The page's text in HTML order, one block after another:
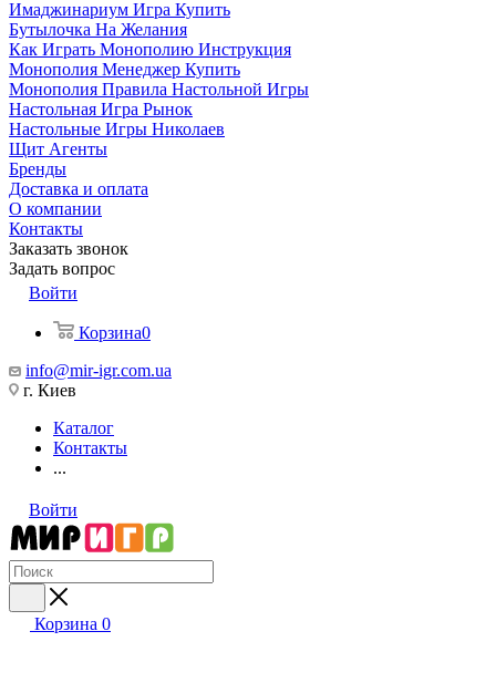
Имаджинариум Игра Купить
Бутылочка На Желания
Как Играть Монополию Инструкция
Монополия Менеджер Купить
Монополия Правила Настольной Игры
Настольная Игра Рынок
Настольные Игры Николаев
Щит Агенты
Бренды
Доставка и оплата
О компании
Контакты
Заказать звонок
Задать вопрос
Войти
Корзина0
info@mir-igr.com.ua
г. Киев
Каталог
Контакты
...
Войти
Корзина 0